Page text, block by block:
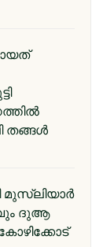
തങ്ങൾ
മുസ്‌ലിയാർ
ദുആ